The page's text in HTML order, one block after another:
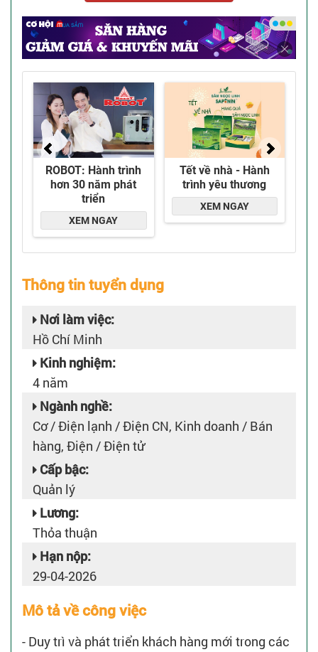
Thông tin tuyển dụng
Nơi làm việc:
Hồ Chí Minh
Kinh nghiệm:
4 năm
Ngành nghề:
Cơ / Điện lạnh / Điện CN, Kinh doanh / Bán
hàng, Điện / Điện tử
Cấp bậc:
Quản lý
Lương:
Thỏa thuận
Hạn nộp:
29-04-2026
Mô tả về công việc
- Duy trì và phát triển khách hàng mới trong các